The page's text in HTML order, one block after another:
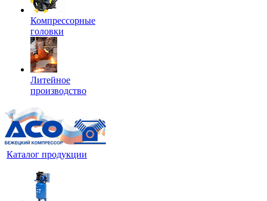
Компрессорные
головки
Литейное
производство
Каталог продукции